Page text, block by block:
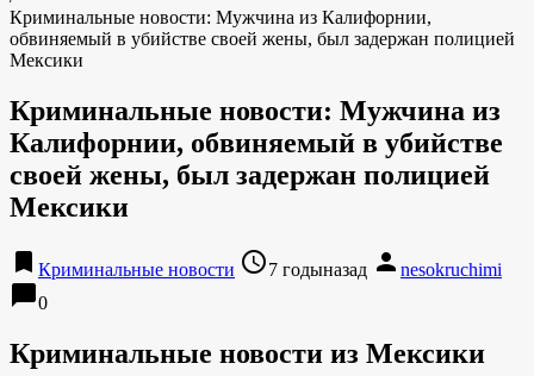
Криминальные новости: Мужчина из Калифорнии,
обвиняемый в убийстве своей жены, был задержан полицией
Мексики
Криминальные новости: Мужчина из
Калифорнии, обвиняемый в убийстве
своей жены, был задержан полицией
Мексики
bookmark Криминальные новости access_time7 годыназад person nesokruchimi
chat_bubble0
Криминальные новости из Мексики